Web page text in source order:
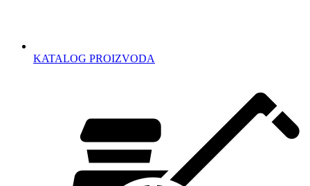
KATALOG PROIZVODA